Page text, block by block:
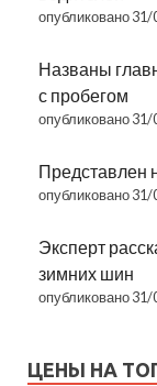
опубликовано
Названы
с пробегом
опубликовано
Представлен
опубликовано
Эксперт
зимних шин
опубликовано
ЦЕНЫ НА